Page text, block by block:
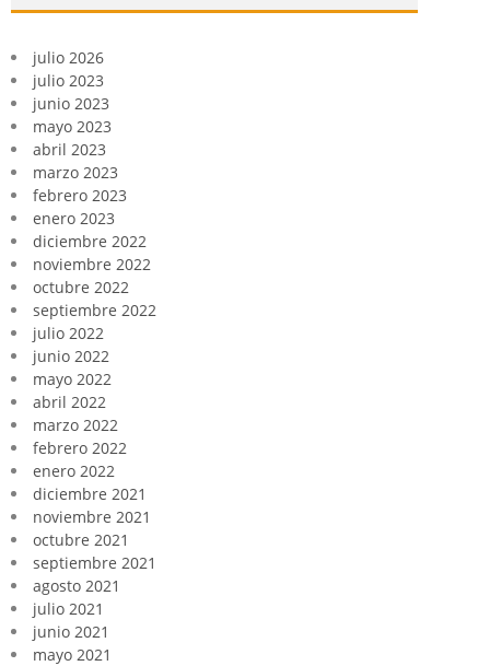
julio 2026
julio 2023
junio 2023
mayo 2023
abril 2023
marzo 2023
febrero 2023
enero 2023
diciembre 2022
noviembre 2022
octubre 2022
septiembre 2022
julio 2022
junio 2022
mayo 2022
abril 2022
marzo 2022
febrero 2022
enero 2022
diciembre 2021
noviembre 2021
octubre 2021
septiembre 2021
agosto 2021
julio 2021
junio 2021
mayo 2021